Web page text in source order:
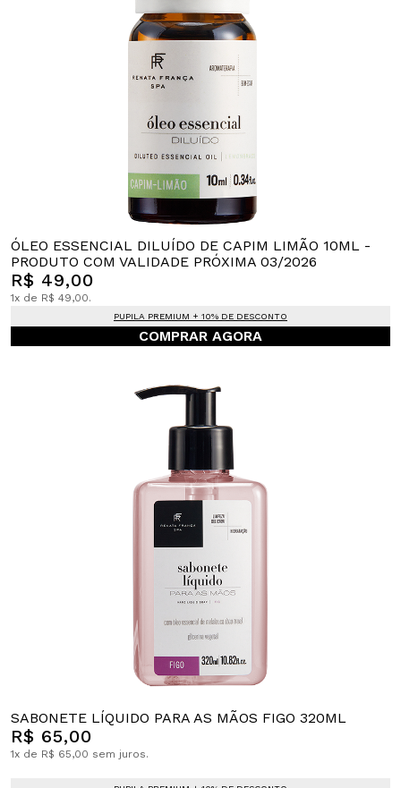
ÓLEO ESSENCIAL DILUÍDO DE CAPIM LIMÃO 10ML -
PRODUTO COM VALIDADE PRÓXIMA 03/2026
R$ 49,00
1x de R$ 49,00.
PUPILA PREMIUM + 10% DE DESCONTO
COMPRAR AGORA
SABONETE LÍQUIDO PARA AS MÃOS FIGO 320ML
R$ 65,00
1x de R$ 65,00 sem juros.